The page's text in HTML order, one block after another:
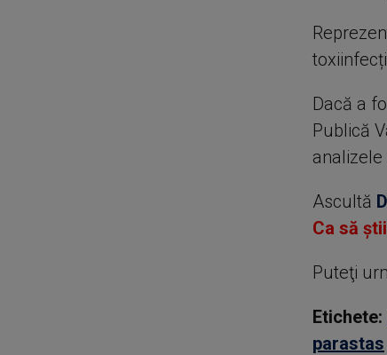
Dacă a
Publică
analizele
Ascultă
Ca să
Puteţi
Etichete:
parastas